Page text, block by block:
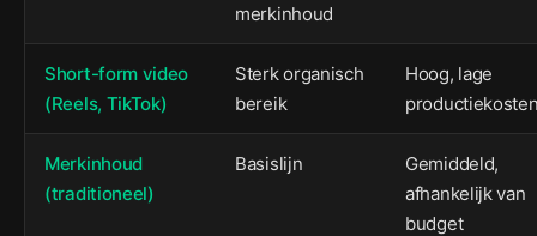
merkinhoud
Short-form video
(Reels, TikTok)
Sterk organisch
bereik
Hoog, lage
Merkinhoud
(traditioneel)
Basislijn
Gemiddeld,
afhankelijk van
budget